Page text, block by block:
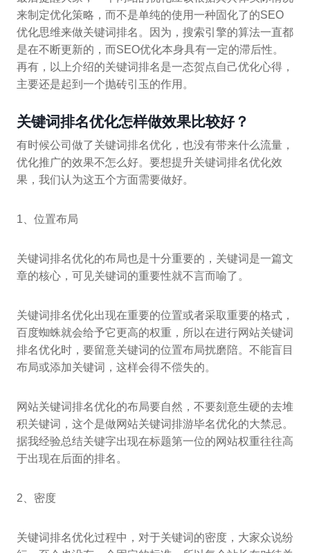
来制定优化策略，而不是单纯的使用一种固化了的SEO
优化思维来做关键词排名。因为，搜索引擎的算法一直都
是在不断更新的，而SEO优化本身具有一定的滞后性。
再有，以上介绍的关键词排名是一态贺点自己优化心得，
主要还是起到一个抛砖引玉的作用。
关键词排名优化怎样做效果比较好？
有时候公司做了关键词排名优化，也没有带来什么流量，
优化推广的效果不怎么好。要想提升关键词排名优化效
果，我们认为这五个方面需要做好。
1、位置布局
关键词排名优化的布局也是十分重要的，关键词是一篇文
章的核心，可见关键词的重要性就不言而喻了。
关键词排名优化出现在重要的位置或者采取重要的格式，
百度蜘蛛就会给予它更高的权重，所以在进行网站关键词
排名优化时，要留意关键词的位置布局扰磨陪。不能盲目
布局或添加关键词，这样会得不偿失的。
网站关键词排名优化的布局要自然，不要刻意生硬的去堆
积关键词，这个是做网站关键词排游毕名优化的大禁忌。
据我经验总结关键字出现在标题第一位的网站权重往往高
于出现在后面的排名。
2、密度
关键词排名优化过程中，对于关键词的密度，大家众说纷